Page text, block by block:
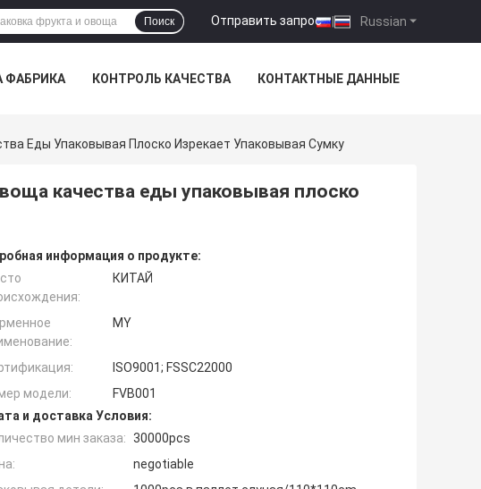
Russian
Отправить запрос |
Поиск
ФАБРИКА КОНТРОЛЬ КАЧЕСТВА КОНТАКТНЫЕ ДАННЫЕ
Еды Упаковывая Плоско Изрекает Упаковывая Сумку
качества еды упаковывая плоско
информация о продукте:
КИТАЙ
MY
ISO9001; FSSC22000
модели:
FVB001
и доставка Условия:
мин заказа: 30000pcs
negotiable